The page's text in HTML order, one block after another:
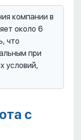
компании в
около 6
что
при
условий,
с